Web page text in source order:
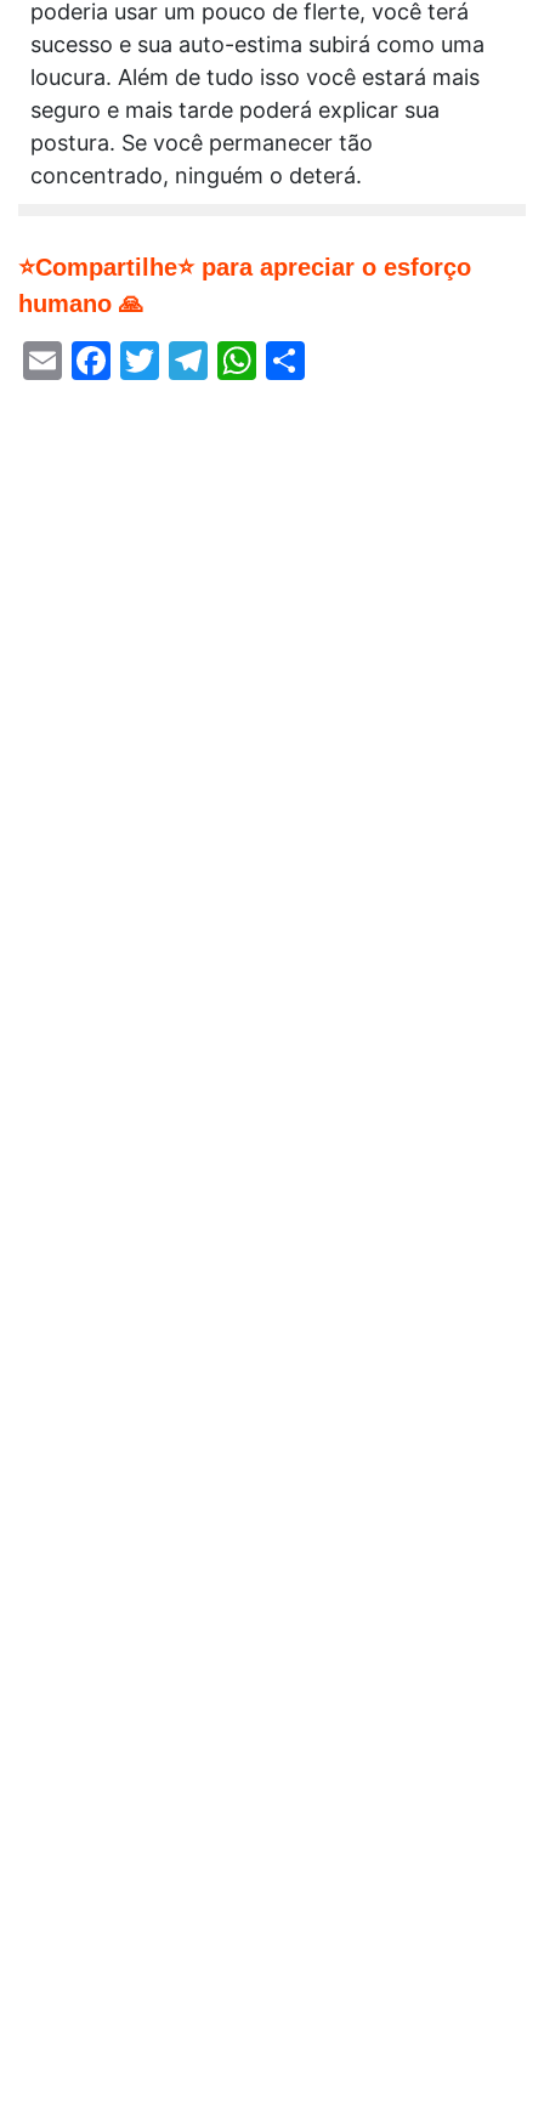
poderia usar um pouco de flerte, você terá
sucesso e sua auto-estima subirá como uma
loucura. Além de tudo isso você estará mais
seguro e mais tarde poderá explicar sua
postura. Se você permanecer tão
concentrado, ninguém o deterá.
⭐Compartilhe⭐ para apreciar o esforço
humano 🙏
EmailFacebook
Twitter
Telegram
WhatsApp